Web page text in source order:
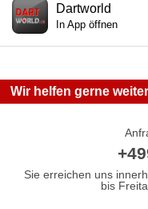
Dartworld
In App öffnen
Wir helfen gerne weiter
Sie erreichen uns
bis